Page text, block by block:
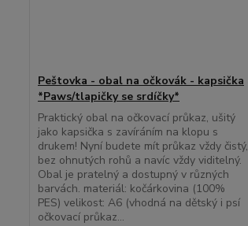
Peštovka - obal na očkovák - kapsička
*Paws/tlapičky se srdíčky*
Praktický obal na očkovací průkaz, ušitý
jako kapsička s zavíráním na klopu s
drukem! Nyní budete mít průkaz vždy čistý,
bez ohnutých rohů a navíc vždy viditelný.
Obal je pratelný a dostupný v různých
barvách. materiál: kočárkovina (100%
PES) velikost: A6 (vhodná na dětský i psí
očkovací průkaz...